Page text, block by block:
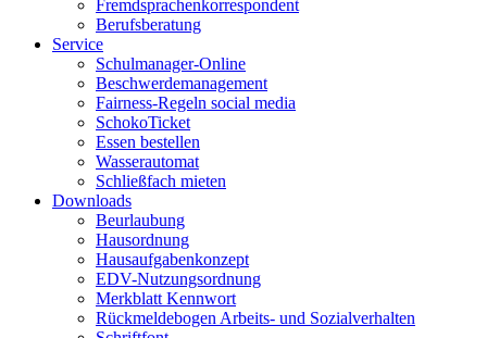
Fremdsprachenkorrespondent
Berufsberatung
Service
Schulmanager-Online
Beschwerdemanagement
Fairness-Regeln social media
SchokoTicket
Essen bestellen
Wasserautomat
Schließfach mieten
Downloads
Beurlaubung
Hausordnung
Hausaufgabenkonzept
EDV-Nutzungsordnung
Merkblatt Kennwort
Rückmeldebogen Arbeits- und Sozialverhalten